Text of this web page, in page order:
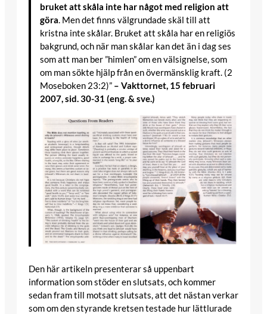
bruket att skåla inte har något med religion att
göra. Men det finns välgrundade skäl till att
kristna inte skålar. Bruket att skåla har en religiös
bakgrund, och när man skålar kan det än i dag ses
som att man ber ”himlen” om en välsignelse, som
om man sökte hjälp från en övermänsklig kraft. (2
Moseboken 23:2)” – Vakttornet, 15 februari
2007, sid. 30-31 (eng. & sve.)
Den här artikeln presenterar så uppenbart
information som stöder en slutsats, och kommer
sedan fram till motsatt slutsats, att det nästan verkar
som om den styrande kretsen testade hur lättlurade